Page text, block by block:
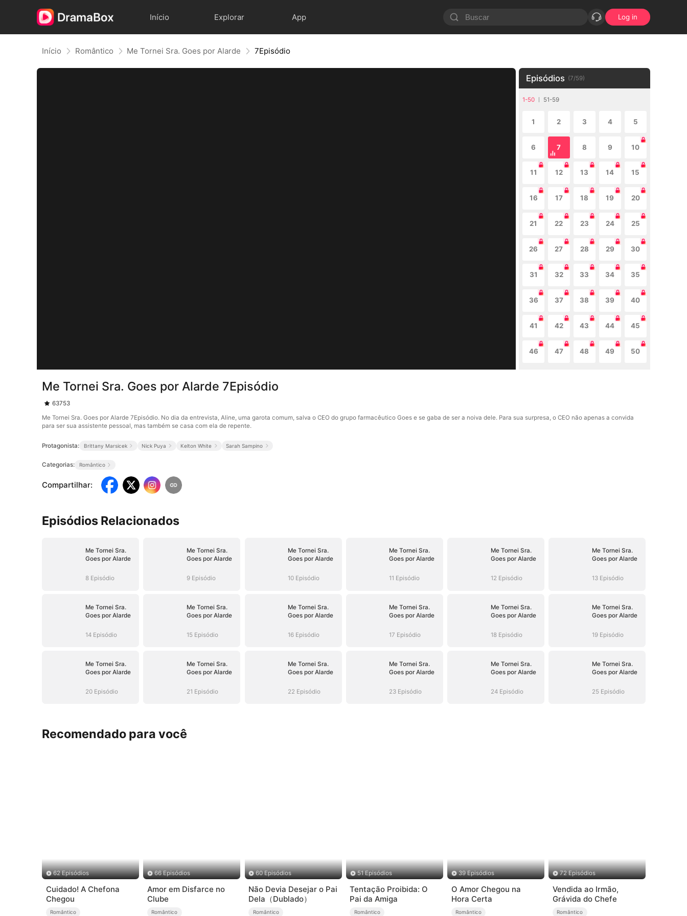
Início Explorar App Log in
Início Romântico Me Tornei Sra. Goes por Alarde 7Episódio
Episódios (7/59)
1-50 51-59
1 2 3 4 5
6 7 8 9 10
11 12 13 14 15
16 17 18 19 20
21 22 23 24 25
26 27 28 29 30
31 32 33 34 35
36 37 38 39 40
41 42 43 44 45
46 47 48 49 50
Me Tornei Sra. Goes por Alarde 7Episódio
63753
Me Tornei Sra. Goes por Alarde 7Episódio. No dia da entrevista, Aline, uma garota comum, salva o CEO do grupo farmacêutico Goes e se gaba de ser a noiva dele. Para sua surpresa, o CEO não apenas a convida
para ser sua assistente pessoal, mas também se casa com ela de repente.
Protagonista: Brittany Marsicek Nick Puya Kelton White Sarah Sampino
Categorias: Romântico
Compartilhar:
Episódios Relacionados
Me Tornei Sra.
Goes por Alarde
8 Episódio
Me Tornei Sra.
Goes por Alarde
9 Episódio
Me Tornei Sra.
Goes por Alarde
10 Episódio
Me Tornei Sra.
Goes por Alarde
11 Episódio
Me Tornei Sra.
Goes por Alarde
12 Episódio
Me Tornei Sra.
Goes por Alarde
13 Episódio
Me Tornei Sra.
Goes por Alarde
14 Episódio
Me Tornei Sra.
Goes por Alarde
15 Episódio
Me Tornei Sra.
Goes por Alarde
16 Episódio
Me Tornei Sra.
Goes por Alarde
17 Episódio
Me Tornei Sra.
Goes por Alarde
18 Episódio
Me Tornei Sra.
Goes por Alarde
19 Episódio
Me Tornei Sra.
Goes por Alarde
20 Episódio
Me Tornei Sra.
Goes por Alarde
21 Episódio
Me Tornei Sra.
Goes por Alarde
22 Episódio
Me Tornei Sra.
Goes por Alarde
23 Episódio
Me Tornei Sra.
Goes por Alarde
24 Episódio
Me Tornei Sra.
Goes por Alarde
25 Episódio
Recomendado para você
62 Episódios
Cuidado! A Chefona
Chegou
Romântico
66 Episódios
Amor em Disfarce no
Clube
Romântico
60 Episódios
Não Devia Desejar o Pai
Dela（Dublado）
Romântico
51 Episódios
Tentação Proibida: O
Pai da Amiga
Romântico
39 Episódios
O Amor Chegou na
Hora Certa
Romântico
72 Episódios
Vendida ao Irmão,
Grávida do Chefe
Romântico